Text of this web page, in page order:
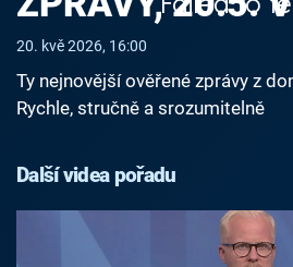
20. kvě 2026, 16:00
Ty nejnovější ověřené zprávy z
Rychle, stručně a srozumitelně
Další videa pořadu